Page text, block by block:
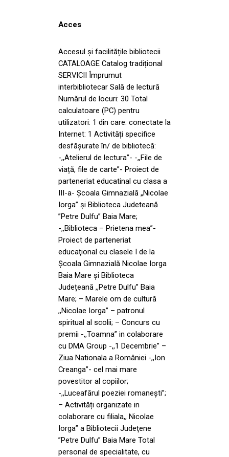
Acces
Accesul și facilitățile bibliotecii
CATALOAGE Catalog tradițional
SERVICII Împrumut
interbibliotecar Sală de lectură
Numărul de locuri: 30 Total
calculatoare (PC) pentru
utilizatori: 1 din care: conectate la
Internet: 1 Activități specifice
desfășurate în/ de bibliotecă:
-,,Atelierul de lectura”- -,,File de
viață, file de carte”- Proiect de
parteneriat educatinal cu clasa a
III-a- Şcoala Gimnazială „Nicolae
Iorga” și Biblioteca Judeteană
”Petre Dulfu” Baia Mare;
-,,Biblioteca – Prietena mea”-
Proiect de parteneriat
educaţional cu clasele I de la
Şcoala Gimnazială Nicolae Iorga
Baia Mare și Biblioteca
Județeană ,,Petre Dulfu” Baia
Mare; – Marele om de cultură
,,Nicolae Iorga” – patronul
spiritual al scolii; – Concurs cu
premii -,,Toamna” in colaborare
cu DMA Group -,,1 Decembrie” –
Ziua Nationala a României -,,Ion
Creanga”- cel mai mare
povestitor al copiilor;
-,,Luceafărul poeziei romaneşti”;
– Activități organizate in
colaborare cu filiala,, Nicolae
Iorga” a Bibliotecii Judeţene
”Petre Dulfu” Baia Mare Total
personal de specialitate, cu